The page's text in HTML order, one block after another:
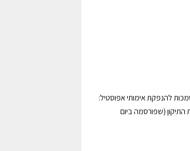
להנפקת אימותי אפוסטיל:
(שפורסמה ביום